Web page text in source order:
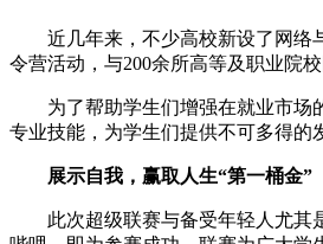
近几年来，不少高校新设了网络与
令营活动，与200余所高等及职业院
为了帮助学生们增强在就业市场的
专业技能，为学生们提供不可多得的
展示自我，赢取人生“第一桶金”
此次超级联赛与备受年轻人尤其是